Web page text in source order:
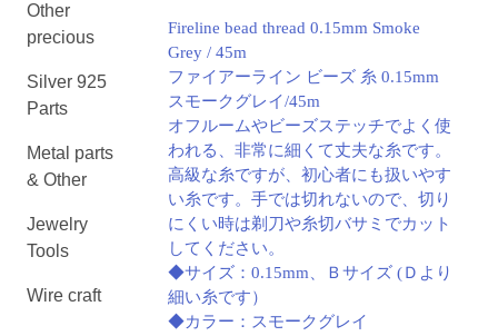
Other
precious
Silver 925
Parts
Metal parts
& Other
Jewelry
Tools
Wire craft
Fireline bead thread 0.15mm Smoke
Grey / 45m
ファイアーライン ビーズ 糸 0.15mm
スモークグレイ/45m
オフルームやビーズステッチでよく使
われる、非常に細くて丈夫な糸です。
高級な糸ですが、初心者にも扱いやす
い糸です。手では切れないので、切り
にくい時は剃刀や糸切バサミでカット
してください。
◆サイズ：0.15mm、Ｂサイズ (Ｄより
細い糸です）
◆カラー：スモークグレイ